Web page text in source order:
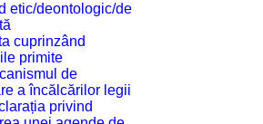
etic/deontologic/de
cuprinzând
primite
de
a încălcărilor legii
privind